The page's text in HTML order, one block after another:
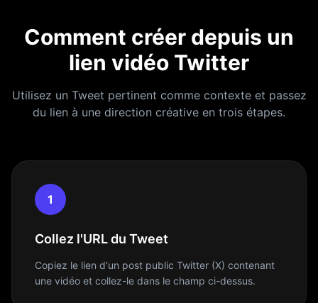
Comment créer depuis un
lien vidéo Twitter
Utilisez un Tweet pertinent comme contexte et passez
du lien à une direction créative en trois étapes.
1
Collez l'URL du Tweet
Copiez le lien d'un post public Twitter (X) contenant
une vidéo et collez-le dans le champ ci-dessus.